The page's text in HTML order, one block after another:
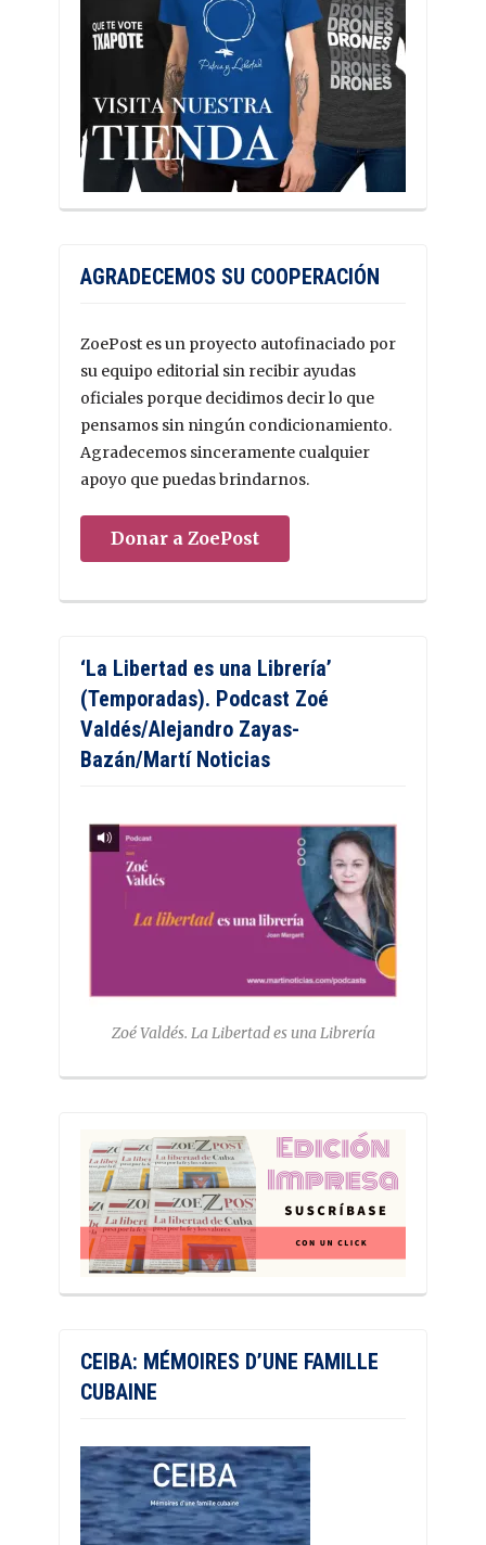
AGRADECEMOS SU COOPERACIÓN
ZoePost es un proyecto autofinaciado por
su equipo editorial sin recibir ayudas
oficiales porque decidimos decir lo que
pensamos sin ningún condicionamiento.
Agradecemos sinceramente cualquier
apoyo que puedas brindarnos.
Donar a ZoePost
‘La Libertad es una Librería’
(Temporadas). Podcast Zoé
Valdés/Alejandro Zayas-
Bazán/Martí Noticias
Zoé Valdés. La Libertad es una Librería
CEIBA: MÉMOIRES D’UNE FAMILLE
CUBAINE